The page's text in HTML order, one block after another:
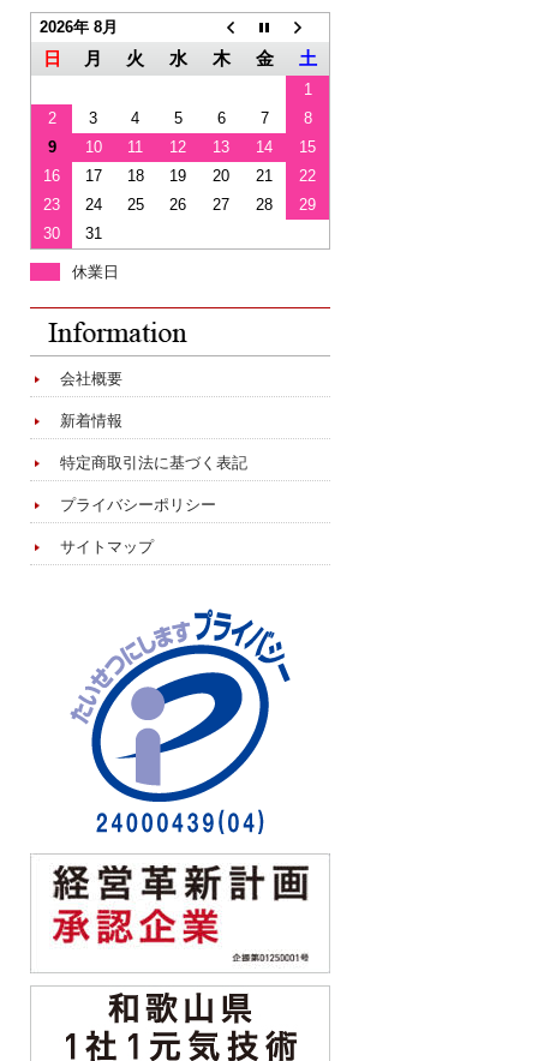
2026年 8月
日 月 火 水 木 金 土
1
2
3 4 5 6 7
8
9
10 11 12 13 14
15
16
17 18 19 20 21
22
23
24 25 26 27 28
29
30
31
休業日
会社概要
新着情報
特定商取引法に基づく表記
プライバシーポリシー
サイトマップ